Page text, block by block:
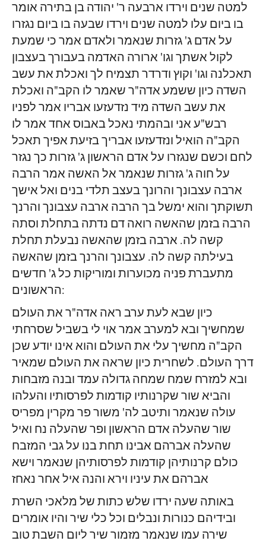
למטה שנים וירדו ארבעה ר' יהודה בן בתירה אומר
בו ביום עלו למטה שנים וירדו שבעה בו ביום נגזרו
על אדם ג' גזרות שנאמר ולאדם אמר כי שמעת
לקול אשתך וגו' ארורה האדמה בעבורך בעצבון
תאכלנה וגו' וקוץ ודרדר תצמיח לך ואכלת את עשב
השדה כיון ששמע אדה"ר שאמר לו הקב"ה ואכלת
את עשב השדה מיד נזדעזעו אבריו אמר לפניו
רבש"ע אני ובהמתי נאכל באבוס אחד אמר לו
הקב"ה הואיל ונזדעזעו אבריך בזיעת אפיך תאכל
לחם וכשם שנגזרו על אדם הראשון ג' גזרות כך נגזר
על חוה ג' גזרות שנאמר אל האשה אמר הרבה
ארבה עצבונך והרונך בעצב תלדי בנים ואל אישך
תשוקתך והוא ימשל בך הרבה ארבה עצבונך והרנך
הרבה בזמן שהאשה רואה דם נדתה בתחלת וסתה
קשה לה. ארבה בזמן שהאשה נבעלת תחלת
בעילתה קשה לה. עצבונך והרנך בזמן שהאשה
מתעברת פניה מכוערות ומוריקות כל ג' חדשים
הראשונים:
כיון שבא לעת ערב ראה אדה"ר את העולם
שמחשיך ובא למערב אמר אוי לי בשביל שסרחתי
הקב"ה מחשיך עלי את העולם והוא אינו יודע שכן
דרך העולם. לשחרית כיון שראה את העולם שמאיר
ובא למזרח שמח שמחה גדולה עמד ובנה מזבחות
והביא שור שקרנותיו קודמות לפרסותיו והעלהו
עולה שנאמר ותיטב לה' משור פר מקרין מפריס
שור שהעלה אדם הראשון ופר שהעלה נח ואיל
שהעלה אברהם אבינו תחת בנו על גבי המזבח
כולם קרנותיהן קודמות לפרסותיהן שנאמר וישא
אברהם את עיניו וירא והנה איל אחר נאחז
באותה שעה ירדו שלש כתות של מלאכי השרת
ובידיהם כנורות ונבלים וכל כלי שיר והיו אומרים
שירה עמו שנאמר מזמור שיר ליום השבת טוב